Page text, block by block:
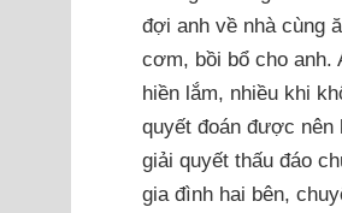
đợi anh về nhà cùng
cơm, bồi bổ cho anh.
hiền lắm, nhiều khi
quyết đoán được nên
giải quyết thấu đáo
gia đình hai bên,